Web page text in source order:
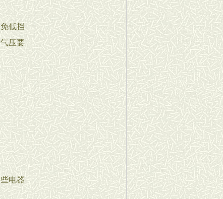
低挡
压要
电器